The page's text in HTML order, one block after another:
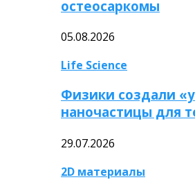
остеосаркомы
05.08.2026
Life Science
Физики создали
наночастицы для
29.07.2026
2D материалы